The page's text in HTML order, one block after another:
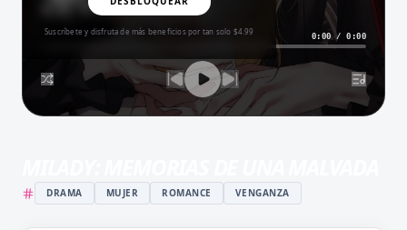
Suscríbete y disfruta de más beneficios por tan solo $4.99 0:00/0:00
DRAMA MUJER ROMANCE VENGANZA